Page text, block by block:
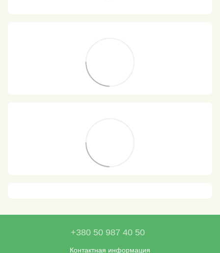
+380 50 987 40 50
Контактная информация